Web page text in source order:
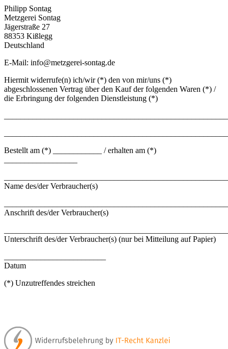
Philipp Sontag
Metzgerei Sontag
Jägerstraße 27
88353 Kißlegg
Deutschland
E-Mail: info@metzgerei-sontag.de
Hiermit widerrufe(n) ich/wir (*) den von mir/uns (*)
abgeschlossenen Vertrag über den Kauf der folgenden Waren (*) /
die Erbringung der folgenden Dienstleistung (*)
Bestellt am (*) ____________ / erhalten am (*)
Name des/der Verbraucher(s)
Anschrift des/der Verbraucher(s)
Unterschrift des/der Verbraucher(s) (nur bei Mitteilung auf Papier)
Datum
(*) Unzutreffendes streichen